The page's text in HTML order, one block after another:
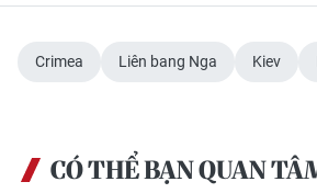
Media Thế giới
Media Thể thao
Media Y tế
Crimea Liên bang Nga Kiev
CÓ THỂ BẠN QUAN